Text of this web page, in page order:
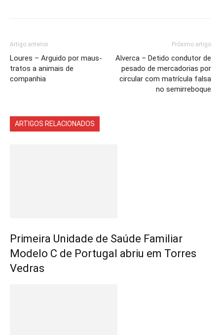
Artigo anterior
Loures – Arguido por maus-
tratos a animais de
companhia
Próximo artigo
Alverca – Detido condutor de
pesado de mercadorias por
circular com matrícula falsa
no semirreboque
ARTIGOS RELACIONADOS
Primeira Unidade de Saúde Familiar
Modelo C de Portugal abriu em Torres
Vedras